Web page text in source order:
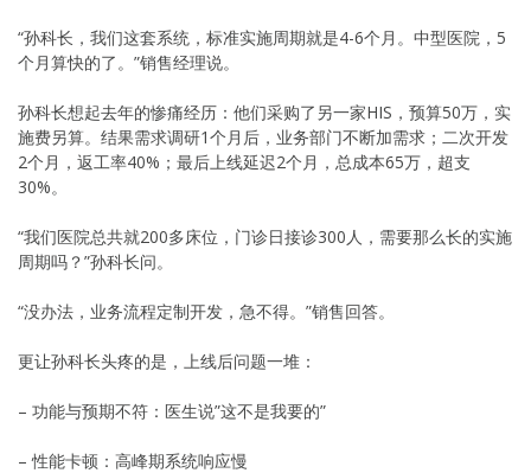
“孙科长，我们这套系统，标准实施周期就是4-6个月。中型医院，5
个月算快的了。”销售经理说。
孙科长想起去年的惨痛经历：他们采购了另一家HIS，预算50万，实
施费另算。结果需求调研1个月后，业务部门不断加需求；二次开发
2个月，返工率40%；最后上线延迟2个月，总成本65万，超支
30%。
“我们医院总共就200多床位，门诊日接诊300人，需要那么长的实施
周期吗？”孙科长问。
“没办法，业务流程定制开发，急不得。”销售回答。
更让孙科长头疼的是，上线后问题一堆：
– 功能与预期不符：医生说”这不是我要的”
– 性能卡顿：高峰期系统响应慢